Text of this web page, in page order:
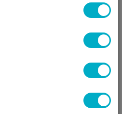
karta poteší vždy. Vyberte si